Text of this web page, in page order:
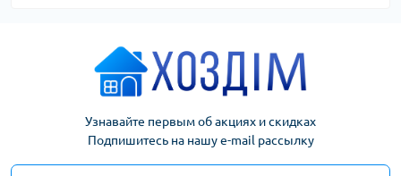
Узнавайте первым об акциях и скидках
Подпишитесь на нашу e-mail рассылку